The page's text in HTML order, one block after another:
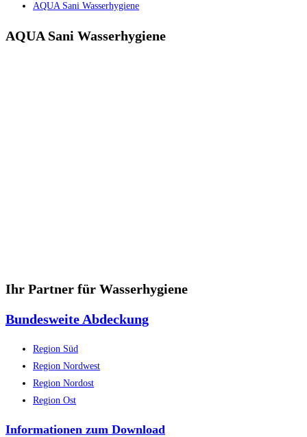
AQUA Sani Wasserhygiene
AQUA Sani Wasserhygiene
Ihr Partner für Wasserhygiene
Bundesweite Abdeckung
Region Süd
Region Nordwest
Region Nordost
Region Ost
Informationen zum Download